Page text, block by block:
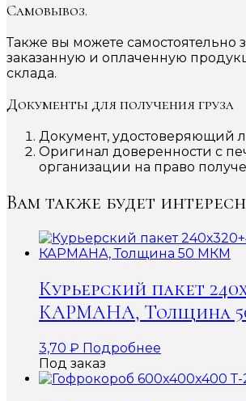
Самовывоз.
Также вы можете самостоятельно
заказанную и оплаченную
склада.
Документы для получения груза
Документ, удостоверяющий
Оригинал доверенности с
организации на право
Вам также будет
Курьерский пакет
КАРМАНА, Толщина
3,70 ₽ Подробнее
Под заказ